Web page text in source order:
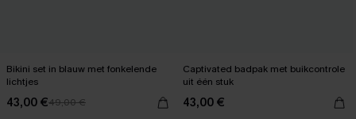
Bikini set in blauw met fonkelende
lichtjes
43,00 €49,00 €
Captivated badpak met buikcontrole
uit één stuk
43,00 €